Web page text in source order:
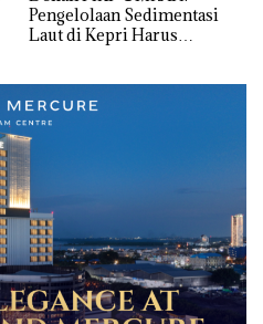
Pengelolaan Sedimentasi
Laut di Kepri Harus